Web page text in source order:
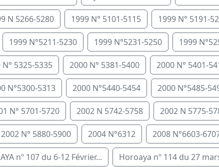
N 5266-5280 1999 N° 5101-5115 1999 N° 5191-
1999 N°5211-5230 1999 N°5231-5250 1999
N° 5325-5335 2000 N° 5381-5400 2000 N° 5401-
N°5300-5313 2000 N°5440-5454 2000 N°5485-
N° 5701-5720 2002 N 5742-5758 2002 N 5775-
2002 N° 5880-5900 2004 N°6312 2008 N°6603-
nº 107 du 6-12 Février... Horoaya nº 114 du 27